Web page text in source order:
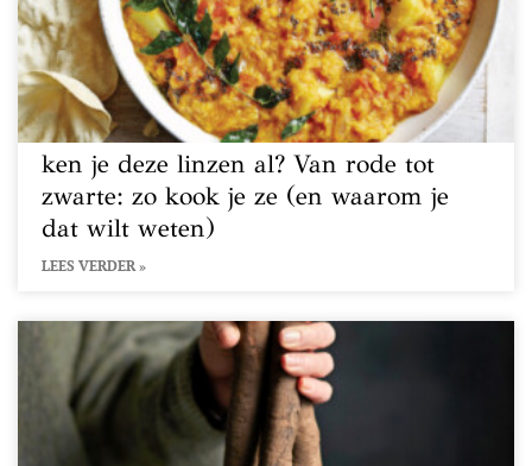
ken je deze linzen al? Van rode tot
zwarte: zo kook je ze (en waarom je
dat wilt weten)
LEES VERDER »